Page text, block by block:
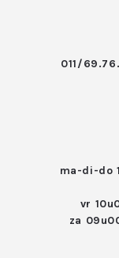
011/
ma-di-do
vr
za